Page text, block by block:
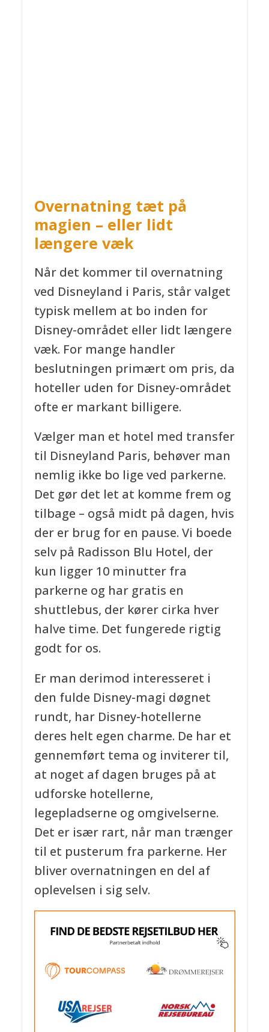
Overnatning tæt på
magien – eller lidt
længere væk
Når det kommer til overnatning
ved Disneyland i Paris, står valget
typisk mellem at bo inden for
Disney-området eller lidt længere
væk. For mange handler
beslutningen primært om pris, da
hoteller uden for Disney-området
ofte er markant billigere.
Vælger man et hotel med transfer
til Disneyland Paris, behøver man
nemlig ikke bo lige ved parkerne.
Det gør det let at komme frem og
tilbage – også midt på dagen, hvis
der er brug for en pause. Vi boede
selv på Radisson Blu Hotel, der
kun ligger 10 minutter fra
parkerne og har gratis en
shuttlebus, der kører cirka hver
halve time. Det fungerede rigtig
godt for os.
Er man derimod interesseret i
den fulde Disney-magi døgnet
rundt, har Disney-hotellerne
deres helt egen charme. De har et
gennemført tema og inviterer til,
at noget af dagen bruges på at
udforske hotellerne,
legepladserne og omgivelserne.
Det er især rart, når man trænger
til et pusterum fra parkerne. Her
bliver overnatningen en del af
oplevelsen i sig selv.